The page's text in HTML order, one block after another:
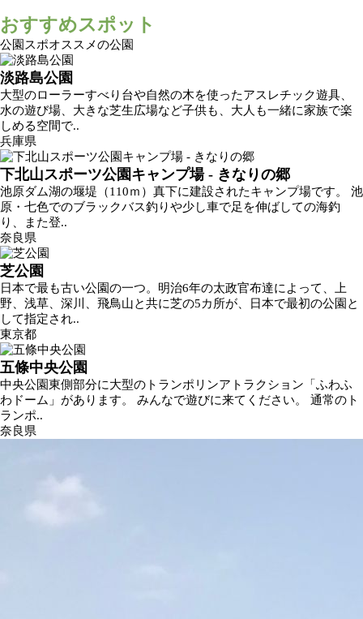
おすすめスポット
公園スポオススメの公園
淡路島公園
大型のローラーすべり台や自然の木を使ったアスレチック遊具、
水の遊び場、大きな芝生広場など子供も、大人も一緒に家族で楽
しめる空間で..
兵庫県
下北山スポーツ公園キャンプ場 - きなりの郷
池原ダム湖の堰堤（110ｍ）真下に建設されたキャンプ場です。 池
原・七色でのブラックバス釣りや少し車で足を伸ばしての海釣
り、また登..
奈良県
芝公園
日本で最も古い公園の一つ。明治6年の太政官布達によって、上
野、浅草、深川、飛鳥山と共に芝の5カ所が、日本で最初の公園と
して指定され..
東京都
五條中央公園
中央公園東側部分に大型のトランポリンアトラクション「ふわふ
わドーム」があります。 みんなで遊びに来てください。 通常のト
ランポ..
奈良県